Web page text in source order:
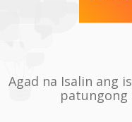
Agad na Isalin ang
patungong